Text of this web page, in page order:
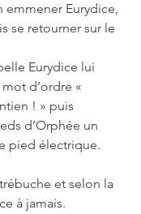
Eurydice,
se retourner sur le
Eurydice lui
d’ordre «
! » puis
d’Orphée un
pied électrique.
et selon la
à jamais.